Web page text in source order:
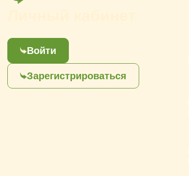
Войти
Зарегистрироваться